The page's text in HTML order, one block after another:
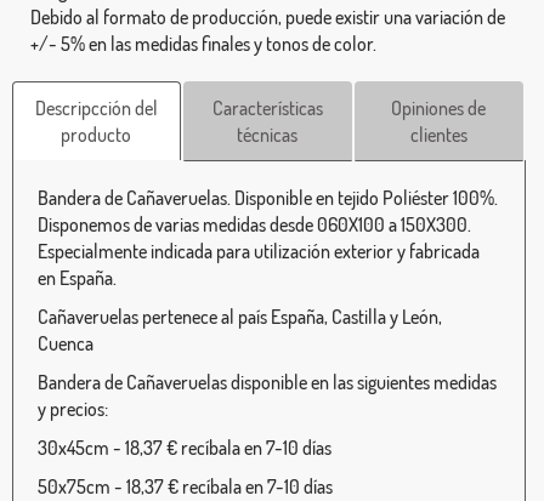
Debido al formato de producción, puede existir una variación de
+/- 5% en las medidas finales y tonos de color.
Descripcción del
producto
Características
técnicas
Opiniones de
clientes
Bandera de Cañaveruelas. Disponible en tejido Poliéster 100%.
Disponemos de varias medidas desde 060X100 a 150X300.
Especialmente indicada para utilización exterior y fabricada
en España.
Cañaveruelas pertenece al país España, Castilla y León,
Cuenca
Bandera de Cañaveruelas disponible en las siguientes medidas
y precios:
30x45cm - 18,37 € recíbala en 7-10 días
50x75cm - 18,37 € recíbala en 7-10 días